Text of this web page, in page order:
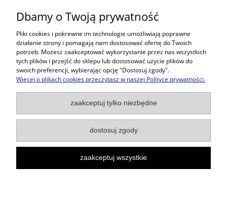
tel.: 32-785-29-00
tel. kom: 609-808-147
handlowy@prosper.com.pl
Informacje
Pomoc w zakupach
Popularne kategorie
Dbamy o Twoją prywatność
Pliki cookies i pokrewne im technologie umożliwiają poprawne
działanie strony i pomagają nam dostosować ofertę do Twoich
potrzeb. Możesz zaakceptować wykorzystanie przez nas wszystkich
tych plików i przejść do sklepu lub dostosować użycie plików do
swoich preferencji, wybierając opcję "Dostosuj zgody".
Więcej o plikach cookies przeczytasz w naszej Polityce prywatności.
zaakceptuj tylko niezbędne
dostosuj zgody
zaakceptuj wszystkie